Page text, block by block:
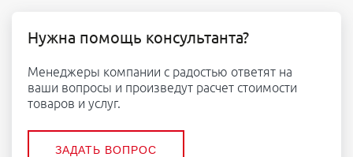
Нужна помощь консультанта?
Менеджеры компании с радостью ответят на
ваши вопросы и произведут расчет стоимости
товаров и услуг.
ЗАДАТЬ ВОПРОС